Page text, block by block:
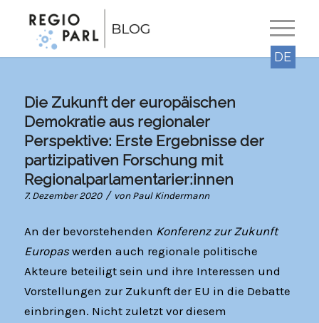
Die Zukunft der europäischen
Demokratie aus regionaler
Perspektive: Erste Ergebnisse der
partizipativen Forschung mit
Regionalparlamentarier:innen
7. Dezember 2020 / vonPaul Kindermann
An der bevorstehenden Konferenz zur Zukunft
Europaswerden auch regionale politische
Akteure beteiligt sein und ihre Interessen und
Vorstellungen zur Zukunft der EU in die Debatte
einbringen. Nicht zuletzt vor diesem
DE